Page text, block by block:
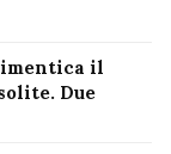
il
Due